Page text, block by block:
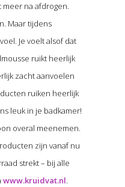
na afdrogen.
Maar tijdens
Je voelt alsof dat
ruikt heerlijk
zacht aanvoelen
ruiken heerlijk
leuk in je badkamer!
overal meenemen.
zijn vanaf nu
strekt – bij alle
www.kruidvat.nl.